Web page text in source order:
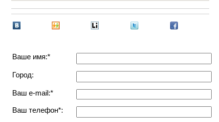
Ваше имя:*
Город:
Ваш e-mail:*
Ваш телефон*: